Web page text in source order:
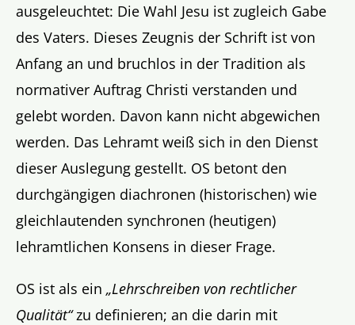
ausgeleuchtet: Die Wahl Jesu ist zugleich Gabe
des Vaters. Dieses Zeugnis der Schrift ist von
Anfang an und bruchlos in der Tradition als
normativer Auftrag Christi verstanden und
gelebt worden. Davon kann nicht abgewichen
werden. Das Lehramt weiß sich in den Dienst
dieser Auslegung gestellt. OS betont den
durchgängigen diachronen (historischen) wie
gleichlautenden synchronen (heutigen)
lehramtlichen Konsens in dieser Frage.
OS ist als ein „Lehrschreiben von rechtlicher
Qualität“zu definieren; an die darin mit